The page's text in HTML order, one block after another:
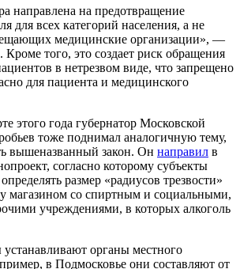
направлена на предотвращение
для всех категорий населения, а не
медицинские организации», —
Кроме того, это создает риск обращения
в нетрезвом виде, что запрещено
для пациента и медицинского
этого года губернатор Московской
тоже поднимал аналогичную тему,
вышеназванный закон. Он направил в
согласно которому субъекты
размер «радиусов трезвости»
магазином со спиртным и социальными,
учреждениями, в которых алкоголь
органы местного
в Подмосковье они составляют от